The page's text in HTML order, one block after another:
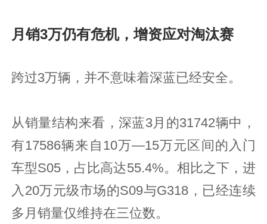
月销3万仍有危机，增资应对淘汰赛
跨过3万辆，并不意味着深蓝已经安全。
从销量结构来看，深蓝3月的31742辆中，
有17586辆来自10万—15万元区间的入门
车型S05，占比高达55.4%。相比之下，进
入20万元级市场的S09与G318，已经连续
多月销量仅维持在三位数。